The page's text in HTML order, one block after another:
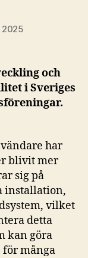
2025
och
i Sveriges
har
blivit mer
sig på
installation,
vilket
detta
kan göra
många